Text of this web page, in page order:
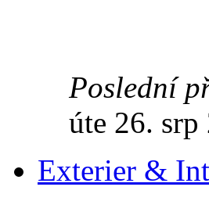
Poslední
úte 26.
Exterier &